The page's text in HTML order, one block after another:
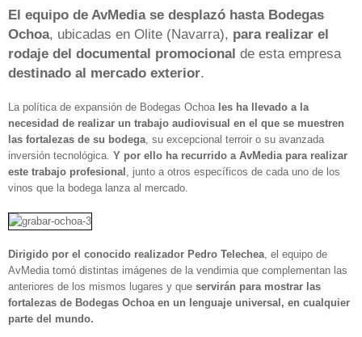
El equipo de AvMedia se desplazó hasta Bodegas
Ochoa, ubicadas en Olite (Navarra), para realizar el
rodaje del documental promocional de esta empresa
destinado al mercado exterior.
La política de expansión de Bodegas Ochoa les ha llevado a la
necesidad de realizar un trabajo audiovisual en el que se muestren
las fortalezas de su bodega , su excepcional terroir o su avanzada
inversión tecnológica. Y por ello ha recurrido a AvMedia para realizar
este trabajo profesional , junto a otros específicos de cada uno de los
vinos que la bodega lanza al mercado.
Dirigido por el conocido realizador Pedro Telechea , el equipo de
AvMedia tomó distintas imágenes de la vendimia que complementan las
anteriores de los mismos lugares y que servirán para mostrar las
fortalezas de Bodegas Ochoa en un lenguaje universal, en cualquier
parte del mundo.